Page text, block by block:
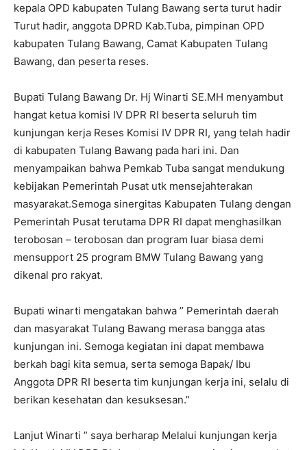
kepala OPD kabupaten Tulang Bawang serta turut hadir
Turut hadir, anggota DPRD Kab.Tuba, pimpinan OPD
kabupaten Tulang Bawang, Camat Kabupaten Tulang
Bawang, dan peserta reses.
Bupati Tulang Bawang Dr. Hj Winarti SE.MH menyambut
hangat ketua komisi IV DPR RI beserta seluruh tim
kunjungan kerja Reses Komisi IV DPR RI, yang telah hadir
di kabupaten Tulang Bawang pada hari ini. Dan
menyampaikan bahwa Pemkab Tuba sangat mendukung
kebijakan Pemerintah Pusat utk mensejahterakan
masyarakat.Semoga sinergitas Kabupaten Tulang dengan
Pemerintah Pusat terutama DPR RI dapat menghasilkan
terobosan – terobosan dan program luar biasa demi
mensupport 25 program BMW Tulang Bawang yang
dikenal pro rakyat.
Bupati winarti mengatakan bahwa ” Pemerintah daerah
dan masyarakat Tulang Bawang merasa bangga atas
kunjungan ini. Semoga kegiatan ini dapat membawa
berkah bagi kita semua, serta semoga Bapak/ Ibu
Anggota DPR RI beserta tim kunjungan kerja ini, selalu di
berikan kesehatan dan kesuksesan.”
Lanjut Winarti ” saya berharap Melalui kunjungan kerja